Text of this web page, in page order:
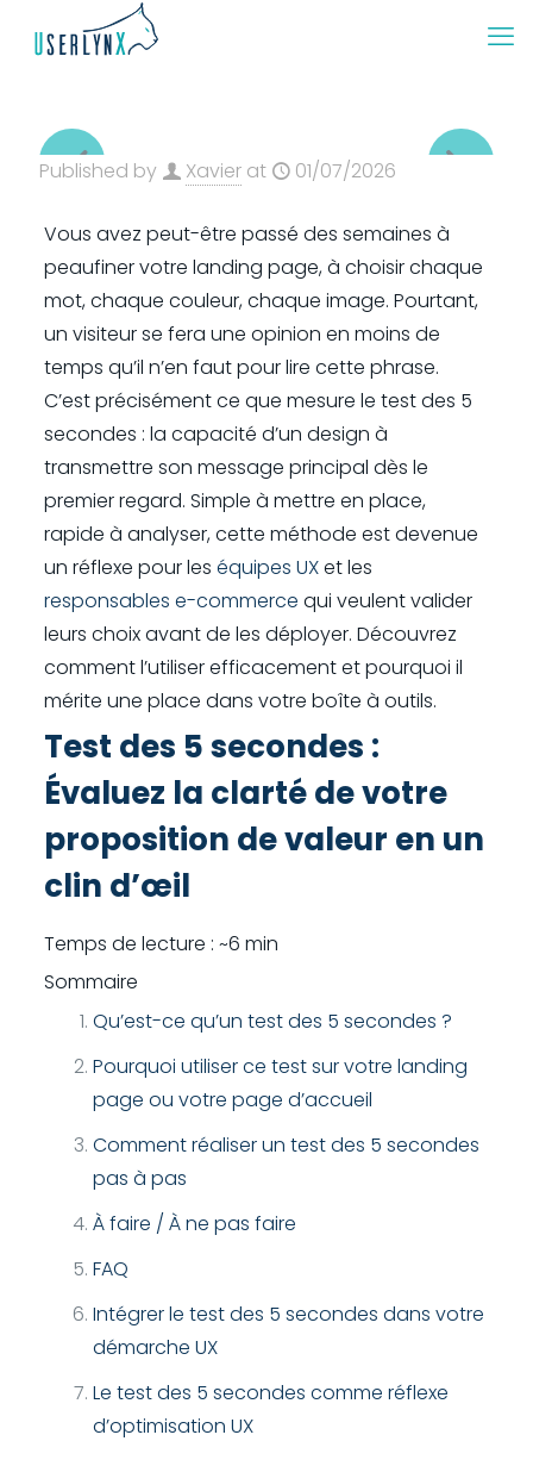
Published by Xavier at 01/07/2026
Vous avez peut-être passé des semaines à
peaufiner votre landing page, à choisir chaque
mot, chaque couleur, chaque image. Pourtant,
un visiteur se fera une opinion en moins de
temps qu’il n’en faut pour lire cette phrase.
C’est précisément ce que mesure le test des 5
secondes : la capacité d’un design à
transmettre son message principal dès le
premier regard. Simple à mettre en place,
rapide à analyser, cette méthode est devenue
un réflexe pour les équipes UXet les
responsables e-commerce qui veulent valider
leurs choix avant de les déployer. Découvrez
comment l’utiliser efficacement et pourquoi il
mérite une place dans votre boîte à outils.
Test des 5 secondes :
Évaluez la clarté de votre
proposition de valeur en un
clin d’œil
Temps de lecture : ~6 min
Sommaire
Qu’est-ce qu’un test des 5 secondes ?
Pourquoi utiliser ce test sur votre landing
page ou votre page d’accueil
Comment réaliser un test des 5 secondes
pas à pas
À faire / À ne pas faire
FAQ
Intégrer le test des 5 secondes dans votre
démarche UX
Le test des 5 secondes comme réflexe
d’optimisation UX